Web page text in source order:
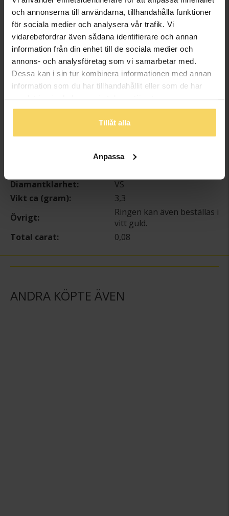
och annonserna till användarna, tillhandahålla funktioner
för sociala medier och analysera vår trafik. Vi
vidarebefordrar även sådana identifierare och annan
information från din enhet till de sociala medier och
annons- och analysföretag som vi samarbetar med.
Dessa kan i sin tur kombinera informationen med annan
information som du har tillhandahållit eller som de har
Tillåt alla
Anpassa
Beställningsvara - Max 15 arbetsdagars leveranstid.
Info
Bredd ca (mm)
2mm
Höjd ca (mm)
1,5mm
Varumärke
Schalins
Diamant
Briljant
Diamantklarhet
VS
Vikt ca (gram)
3,3
Övrigt
Ringen kan även beställas i
vitt guld.
Total carat
0,08
ANDRA KÖPTE ÄVEN